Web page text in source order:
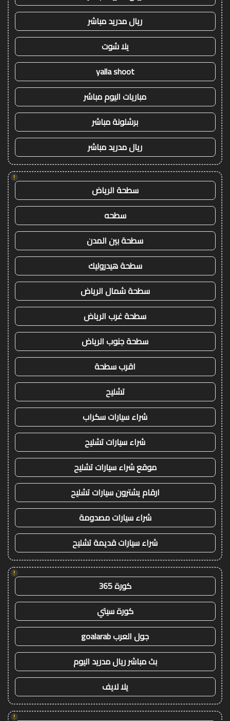
ريال مدريد مباشر
يلا شوت
yalla shoot
مباريات اليوم مباشر
برشلونة مباشر
ريال مدريد مباشر
!
سطحة الرياض
سطحه
سطحة بين المدن
سطحة هيدروليك
سطحة شمال الرياض
سطحة غرب الرياض
سطحة جنوب الرياض
اقرب سطحة
تشليح
شراء سيارات سكراب
شراء سيارات تشليح
موقع شراء سيارات تشليح
ارقام يشترون سيارات تشليح
شراء سيارات مصدومة
شراء سيارات قديمة تشليح
!
كورة 365
كورة سيتي
جول العرب goalarab
بث مباشر ريال مدريد اليوم
يلا لايف
!